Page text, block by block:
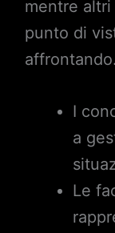
mentre
punto di
affrontando.
I
a
Le